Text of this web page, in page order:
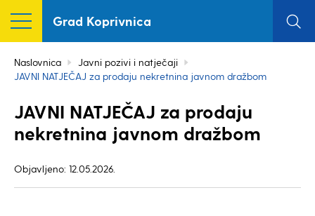
Grad Koprivnica
Naslovnica
Javni pozivi i natječaji
JAVNI NATJEČAJ za prodaju nekretnina javnom dražbom
JAVNI NATJEČAJ za prodaju
nekretnina javnom dražbom
Objavljeno: 12.05.2026.